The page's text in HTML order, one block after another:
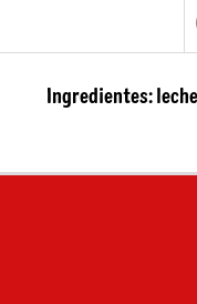
Ingredientes: